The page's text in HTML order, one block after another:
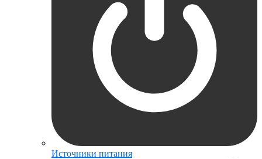
Источники питания